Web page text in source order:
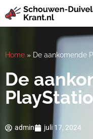
Home » De aankomende
De
admin juli 17, 2024